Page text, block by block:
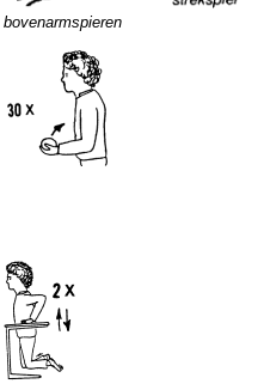
bovenarmspieren